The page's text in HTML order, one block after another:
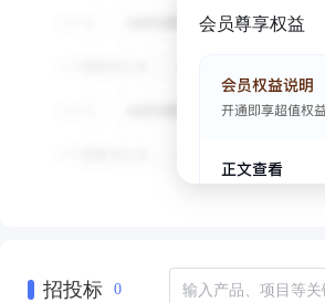
会员尊享权益
招投标 0